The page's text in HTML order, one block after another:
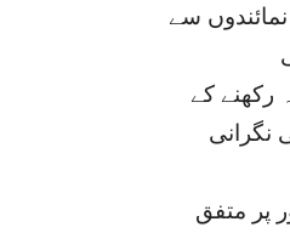
سے
کے
پر متفق